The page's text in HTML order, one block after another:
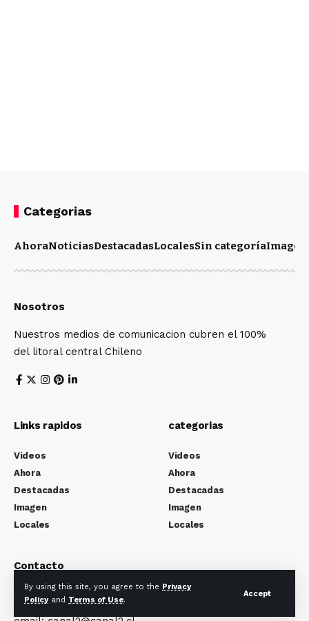
By using this site, you agree to the Privacy
Policyand Terms of Use.
Accept
Categorias
AhoraNoticiasDestacadasLocalesSin categoríaImagen
Nosotros
Nuestros medios de comunicacion cubren el 100%
del litoral central Chileno
Links rapidos
Videos
Ahora
Destacadas
Imagen
Locales
categorias
Videos
Ahora
Destacadas
Imagen
Locales
Contacto
Canal 2 Television-calle Patria 1933 San Antonio